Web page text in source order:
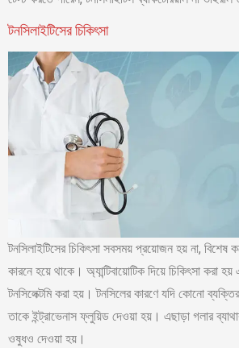
টনসিলাইটিসের চিকিৎসা
টনসিলাইটিসের চিকিৎসা সবসময় প্রয়োজন হয় না, বিশেষ
কারনে হয়ে থাকে। অ্যান্টিবায়োটিক দিয়ে চিকিৎসা করা
টনসিলেক্টমি করা হয়। টনসিলের কারণে যদি কোনো
তাকে ইন্ট্রাভেনাস ফ্লুয়িড দেওয়া হয়। এছাড়া গলার
ওষুধও দেওয়া হয়।